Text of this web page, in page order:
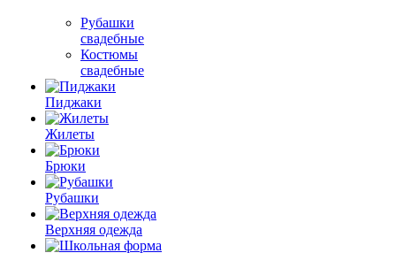
Рубашки
свадебные
Костюмы
свадебные
Пиджаки
Жилеты
Брюки
Рубашки
Верхняя одежда